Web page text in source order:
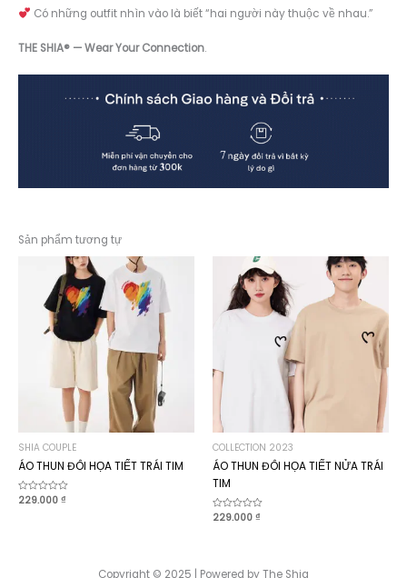
Có những outfit nhìn vào là biết “hai người này thuộc về nhau.”
THE SHIA® — Wear Your Connection.
Sản phẩm tương tự
SHIA COUPLE
ÁO THUN ĐÔI HỌA TIẾT TRÁI TIM
Được
229.000 ₫
COLLECTION 2023
ÁO THUN ĐÔI HỌA TIẾT NỬA TRÁI
TIM
Được
229.000 ₫
Copyright © 2025 | Powered by The Shia